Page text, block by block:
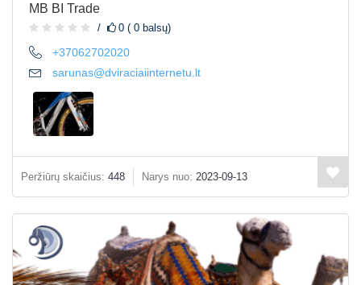
MB BI Trade
0 ( 0 balsų)
+37062702020
sarunas@dviraciaiinternetu.lt
Peržiūrų skaičius: 448 Narys nuo: 2023-09-13